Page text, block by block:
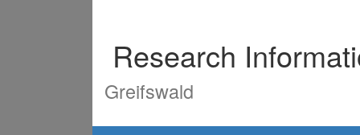
Research
Greifswald